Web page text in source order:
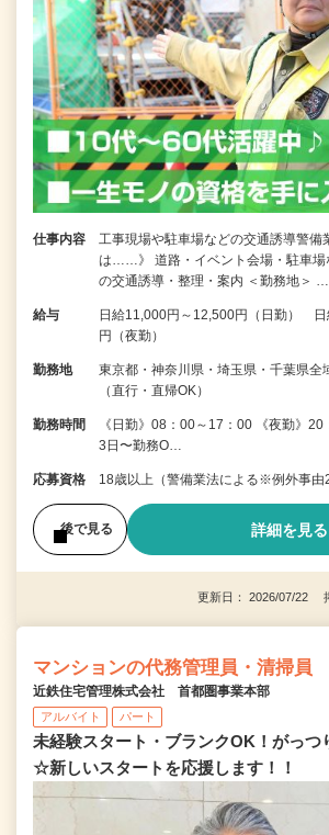
仕事内容
工事現場や駐車場などの交通誘導警備
は……》 道路・イベント会場・駐車場
の交通誘導・整理・案内 ＜勤務地＞ …
給与
日給11,000円～12,500円（日勤）
円（夜勤）
勤務地
東京都・神奈川県・埼玉県・千葉県
（直行・直帰OK）
勤務時間
《日勤》08：00～17：00 《夜勤》
3日〜勤務O…
応募資格 18歳以上（警備業法による※例外事由
後で見る 詳細を見る
更新日： 2026/07/22
マンションの代務管理員・清掃員
近鉄住宅管理株式会社 首都圏事業本部
アルバイト パート
未経験スタート・ブランクOK！がっつ
☆新しいスタートを応援します！！